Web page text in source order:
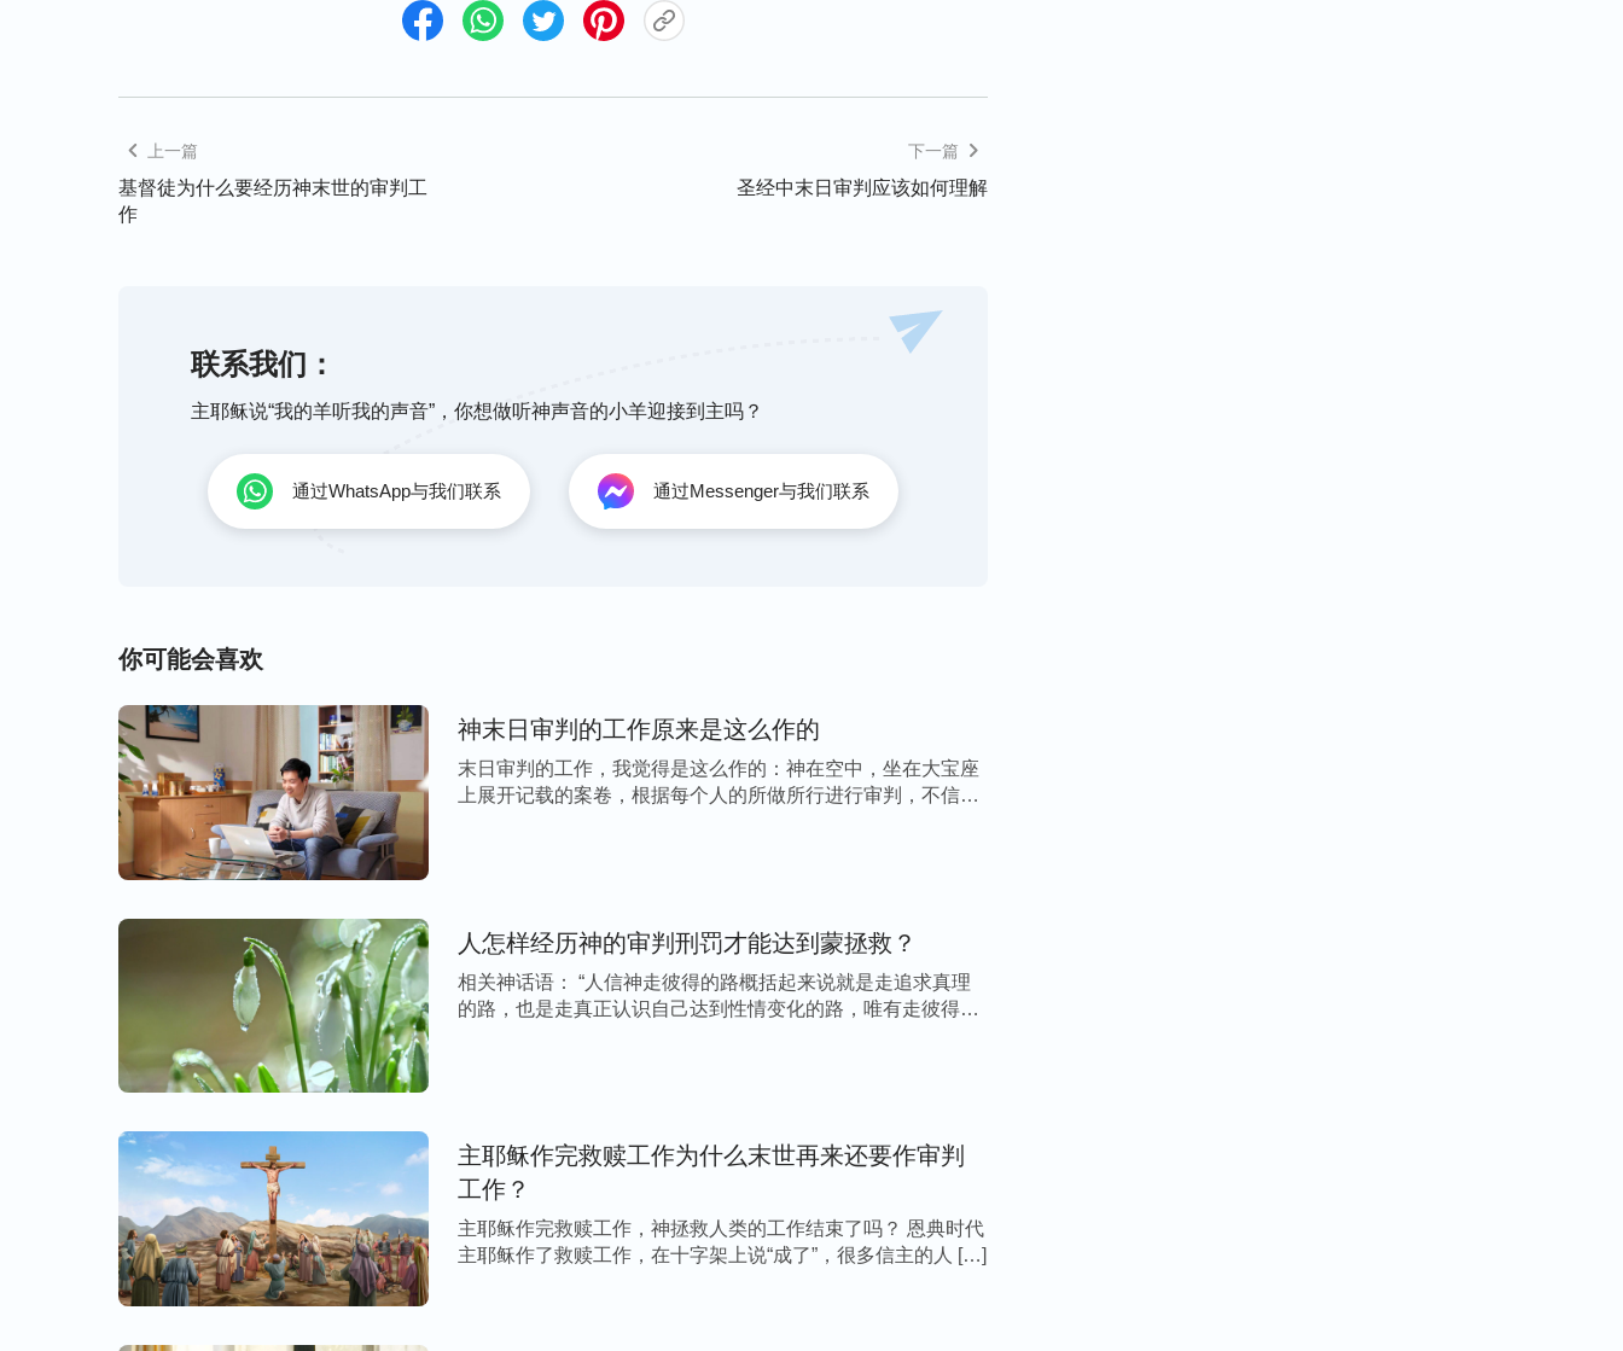
钉十字架，但他并没将我的工作彻底结束，只作了一部分。’就这样，神又开始了接续道成
神便准备再次冒险来在肉身。”
得着的变化，就比恩典时代人接受那些神迹奇事之后所得的变化大得多。因为在恩典时代按
作，人只是因信得救，因信罪得赦免，但人犯罪的本性仍没有除去，仍在人的里面存在。人
的罪是借着神的道成肉身而得着赦免的，并不是人的里面就没有罪了。人犯罪能借着赎罪祭
对这个问题人没法解决。人的罪是得着了赦免，这是因着神钉十字架的工作，但人仍旧活在
老旧的撒但败坏性情之中，这样，就得把人从撒但的败坏性情之中完全拯救出来，让人的罪
性完全脱去，而且不再发展，使人的性情都能达到变化。这就需要让人明白生命长进的路，
让人明白生命之道，明白性情变化的途径，而且让人都按着这路去实行，达到人的性情逐渐
鬼的权柄只是给人恩典，但人的肉体还属于撒但，人里面还有撒但败坏性情，就是没得洁净
的还属于罪，还属于污秽，只有借着话语得着洁净之后人才能被神得着，成为一个圣洁的
人。只把人身上的鬼赶出去了，把人救赎回来了，只是从撒但手中夺回来归给神了，但人还
没经神的洁净，没经神的变化，还是败坏的人。人里面还存着污秽，还存着抵挡，还存着悖
逆，只是经神的救赎回到了神的面前，但人对神根本不认识，还能抵挡神、背叛神。人未经
的本性了，所以人被救赎出来之后，只不过被赎回来了，就是用重价将人买回来了，但人里
面的毒性并没有去掉，就这样的污秽的人还得经过变化才有资格事奉神。借着这一步审判刑
罚的工作，使人对自己里面污秽败坏的实质完全认识到，而且能够完全变化，成为被洁净的
人，这样，人才有资格归到神的宝座前。今天所作的这一切的工作都是为了让人能够得洁
净，让人能够有变化，借着话语的审判刑罚，借着熬炼，脱去败坏得着洁净。这步工作与其
“刑罚、审判的工作其实质就是为了洁净人类，为了最后的安息之日，否则，全人类就不能
各从其类，不能进入安息之中，这个工作是人类进入安息之中的唯一的途径。洁净的工作才
把人类的不义都洁净了，刑罚、审判的工作才把人类中那些悖逆的东西都揭示出来，从而将
可挽救与不可挽救的人都分辨出来，将可存留与不可存留的人都分辨出来。工作结束之时，
上一篇
基督徒为什么要经历神末世的审判工
作
下一篇
圣经中末日审判应该如何理解
联系我们：
主耶稣说“我的羊听我的声音”，你想做听神声音的小羊迎接到主吗？
通过WhatsApp与我们联系 通过Messenger与我们联系
你可能会喜欢
神末日审判的工作原来是这么作的
末日审判的工作，我觉得是这么作的：神在空中，坐在大宝座
上展开记载的案卷，根据每个人的所做所行进行审判，不信神
人怎样经历神的审判刑罚才能达到蒙拯救？
相关神话语： “人信神走彼得的路概括起来说就是走追求真理
的路，也是走真正认识自己达到性情变化的路，唯有走彼得这
主耶稣作完救赎工作为什么末世再来还要作审判
工作？
主耶稣作完救赎工作，神拯救人类的工作结束了吗？ 恩典时代
主耶稣作了救赎工作，在十字架上说“成了”，很多信主的人 […]